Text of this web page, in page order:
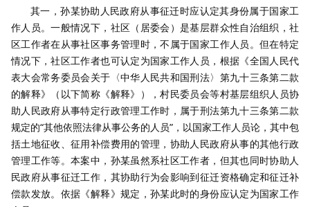
其一，孙某协助人民政府从事征迁时应认定其身份属于国家工
作人员。一般情况下，社区（居委会）是基层群众性自治组织，社
区工作者在从事社区事务管理时，不属于国家工作人员。但在特定
情况下，社区工作者也可认定为国家工作人员，根据《全国人民代
表大会常务委员会关于〈中华人民共和国刑法〉第九十三条第二款
的解释》（以下简称《解释》），村民委员会等村基层组织人员协
助人民政府从事特定行政管理工作时，属于刑法第九十三条第二款
规定的“其他依照法律从事公务的人员”，以国家工作人员论，其中包
括土地征收、征用补偿费用的管理，协助人民政府从事的其他行政
管理工作等。本案中，孙某虽然系社区工作者，但其也同时协助人
民政府从事征迁工作，其协助行为会影响到征迁资格确定和征迁补
偿款发放。依据《解释》规定，孙某此时的身份应认定为国家工作